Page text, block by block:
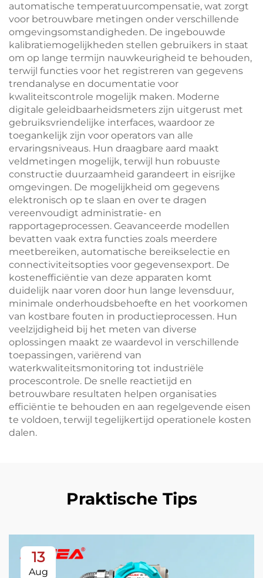
automatische temperatuurcompensatie, wat zorgt
voor betrouwbare metingen onder verschillende
omgevingsomstandigheden. De ingebouwde
kalibratiemogelijkheden stellen gebruikers in staat
om op lange termijn nauwkeurigheid te behouden,
terwijl functies voor het registreren van gegevens
trendanalyse en documentatie voor
kwaliteitscontrole mogelijk maken. Moderne
digitale geleidbaarheidsmeters zijn uitgerust met
gebruiksvriendelijke interfaces, waardoor ze
toegankelijk zijn voor operators van alle
ervaringsniveaus. Hun draagbare aard maakt
veldmetingen mogelijk, terwijl hun robuuste
constructie duurzaamheid garandeert in eisrijke
omgevingen. De mogelijkheid om gegevens
elektronisch op te slaan en over te dragen
vereenvoudigt administratie- en
rapportageprocessen. Geavanceerde modellen
bevatten vaak extra functies zoals meerdere
meetbereiken, automatische bereikselectie en
connectiviteitsopties voor gegevensexport. De
kostenefficiëntie van deze apparaten komt
duidelijk naar voren door hun lange levensduur,
minimale onderhoudsbehoefte en het voorkomen
van kostbare fouten in productieprocessen. Hun
veelzijdigheid bij het meten van diverse
oplossingen maakt ze waardevol in verschillende
toepassingen, variërend van
waterkwaliteitsmonitoring tot industriële
procescontrole. De snelle reactietijd en
betrouwbare resultaten helpen organisaties
efficiëntie te behouden en aan regelgevende eisen
te voldoen, terwijl tegelijkertijd operationele kosten
dalen.
Praktische Tips
13
Aug